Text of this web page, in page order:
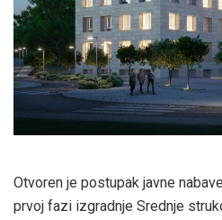
Otvoren je postupak javne
prvoj fazi izgradnje Srednje